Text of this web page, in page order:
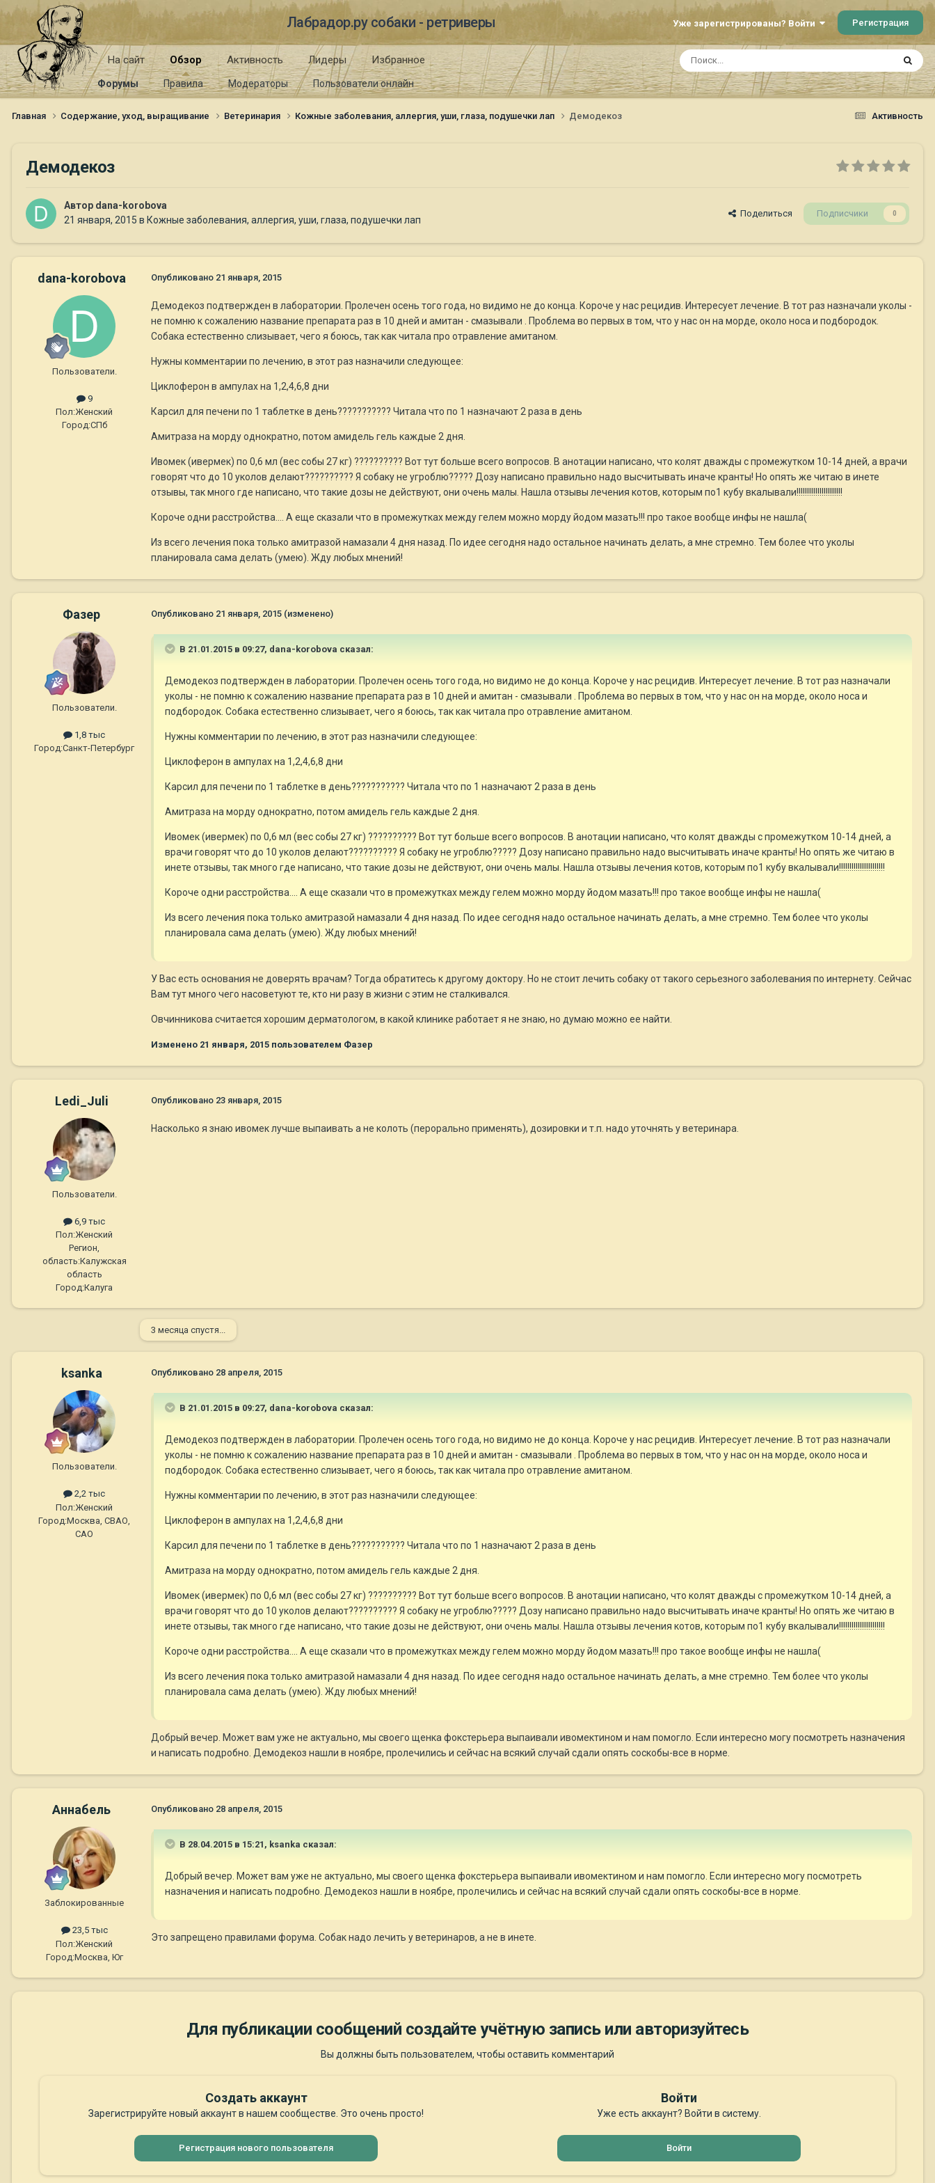
Лабрадор.ру собаки - ретриверы Уже зарегистрированы? Войти Регистрация
На сайт Обзор
Форумы Правила Модераторы Пользователи онлайн
Активность Лидеры Избранное
Активность
Главная Содержание, уход, выращивание Ветеринария Кожные заболевания, аллергия, уши, глаза, подушечки лап Демодекоз
Демодекоз
Автор dana-korobova
21 января, 2015 в Кожные заболевания, аллергия, уши, глаза, подушечки лап
Поделиться Подписчики 0
dana-korobova
Пользователи.
9
Пол:Женский
Город:СПб
Опубликовано 21 января, 2015
Демодекоз подтвержден в лаборатории. Пролечен осень того года, но видимо не до конца. Короче у нас рецидив. Интересует лечение. В тот раз назначали уколы -
не помню к сожалению название препарата раз в 10 дней и амитан - смазывали . Проблема во первых в том, что у нас он на морде, около носа и подбородок.
Собака естественно слизывает, чего я боюсь, так как читала про отравление амитаном.
Нужны комментарии по лечению, в этот раз назначили следующее:
Циклоферон в ампулах на 1,2,4,6,8 дни
Карсил для печени по 1 таблетке в день??????????? Читала что по 1 назначают 2 раза в день
Амитраза на морду однократно, потом амидель гель каждые 2 дня.
Ивомек (ивермек) по 0,6 мл (вес собы 27 кг) ?????????? Вот тут больше всего вопросов. В анотации написано, что колят дважды с промежутком 10-14 дней, а врачи
говорят что до 10 уколов делают?????????? Я собаку не угроблю????? Дозу написано правильно надо высчитывать иначе кранты! Но опять же читаю в инете
отзывы, так много где написано, что такие дозы не действуют, они очень малы. Нашла отзывы лечения котов, которым по1 кубу вкалывали!!!!!!!!!!!!!!!!!!!!!!
Короче одни расстройства.... А еще сказали что в промежутках между гелем можно морду йодом мазать!!! про такое вообще инфы не нашла(
Из всего лечения пока только амитразой намазали 4 дня назад. По идее сегодня надо остальное начинать делать, а мне стремно. Тем более что уколы
планировала сама делать (умею). Жду любых мнений!
Фазер
Пользователи.
1,8 тыс
Город:Санкт-Петербург
Опубликовано 21 января, 2015 (изменено)
В 21.01.2015 в 09:27, dana-korobova сказал:
Демодекоз подтвержден в лаборатории. Пролечен осень того года, но видимо не до конца. Короче у нас рецидив. Интересует лечение. В тот раз назначали
уколы - не помню к сожалению название препарата раз в 10 дней и амитан - смазывали . Проблема во первых в том, что у нас он на морде, около носа и
подбородок. Собака естественно слизывает, чего я боюсь, так как читала про отравление амитаном.
Нужны комментарии по лечению, в этот раз назначили следующее:
Циклоферон в ампулах на 1,2,4,6,8 дни
Карсил для печени по 1 таблетке в день??????????? Читала что по 1 назначают 2 раза в день
Амитраза на морду однократно, потом амидель гель каждые 2 дня.
Ивомек (ивермек) по 0,6 мл (вес собы 27 кг) ?????????? Вот тут больше всего вопросов. В анотации написано, что колят дважды с промежутком 10-14 дней, а
врачи говорят что до 10 уколов делают?????????? Я собаку не угроблю????? Дозу написано правильно надо высчитывать иначе кранты! Но опять же читаю в
инете отзывы, так много где написано, что такие дозы не действуют, они очень малы. Нашла отзывы лечения котов, которым по1 кубу вкалывали!!!!!!!!!!!!!!!!!!!!!!
Короче одни расстройства.... А еще сказали что в промежутках между гелем можно морду йодом мазать!!! про такое вообще инфы не нашла(
Из всего лечения пока только амитразой намазали 4 дня назад. По идее сегодня надо остальное начинать делать, а мне стремно. Тем более что уколы
планировала сама делать (умею). Жду любых мнений!
У Вас есть основания не доверять врачам? Тогда обратитесь к другому доктору. Но не стоит лечить собаку от такого серьезного заболевания по интернету. Сейчас
Вам тут много чего насоветуют те, кто ни разу в жизни с этим не сталкивался.
Овчинникова считается хорошим дерматологом, в какой клинике работает я не знаю, но думаю можно ее найти.
Изменено 21 января, 2015 пользователем Фазер
Ledi_Juli
Пользователи.
6,9 тыс
Пол:Женский
Регион,
область:Калужская
область
Город:Калуга
Опубликовано 23 января, 2015
Насколько я знаю ивомек лучше выпаивать а не колоть (перорально применять), дозировки и т.п. надо уточнять у ветеринара.
3 месяца спустя...
ksanka
Пользователи.
2,2 тыс
Пол:Женский
Город:Москва, СВАО,
САО
Опубликовано 28 апреля, 2015
В 21.01.2015 в 09:27, dana-korobova сказал:
Демодекоз подтвержден в лаборатории. Пролечен осень того года, но видимо не до конца. Короче у нас рецидив. Интересует лечение. В тот раз назначали
уколы - не помню к сожалению название препарата раз в 10 дней и амитан - смазывали . Проблема во первых в том, что у нас он на морде, около носа и
подбородок. Собака естественно слизывает, чего я боюсь, так как читала про отравление амитаном.
Нужны комментарии по лечению, в этот раз назначили следующее:
Циклоферон в ампулах на 1,2,4,6,8 дни
Карсил для печени по 1 таблетке в день??????????? Читала что по 1 назначают 2 раза в день
Амитраза на морду однократно, потом амидель гель каждые 2 дня.
Ивомек (ивермек) по 0,6 мл (вес собы 27 кг) ?????????? Вот тут больше всего вопросов. В анотации написано, что колят дважды с промежутком 10-14 дней, а
врачи говорят что до 10 уколов делают?????????? Я собаку не угроблю????? Дозу написано правильно надо высчитывать иначе кранты! Но опять же читаю в
инете отзывы, так много где написано, что такие дозы не действуют, они очень малы. Нашла отзывы лечения котов, которым по1 кубу вкалывали!!!!!!!!!!!!!!!!!!!!!!
Короче одни расстройства.... А еще сказали что в промежутках между гелем можно морду йодом мазать!!! про такое вообще инфы не нашла(
Из всего лечения пока только амитразой намазали 4 дня назад. По идее сегодня надо остальное начинать делать, а мне стремно. Тем более что уколы
планировала сама делать (умею). Жду любых мнений!
Добрый вечер. Может вам уже не актуально, мы своего щенка фокстерьера выпаивали ивомектином и нам помогло. Если интересно могу посмотреть назначения
и написать подробно. Демодекоз нашли в ноябре, пролечились и сейчас на всякий случай сдали опять соскобы-все в норме.
Aннaбель
Заблокированные
23,5 тыс
Пол:Женский
Город:Москва, Юг
Опубликовано 28 апреля, 2015
В 28.04.2015 в 15:21, ksanka сказал:
Добрый вечер. Может вам уже не актуально, мы своего щенка фокстерьера выпаивали ивомектином и нам помогло. Если интересно могу посмотреть
назначения и написать подробно. Демодекоз нашли в ноябре, пролечились и сейчас на всякий случай сдали опять соскобы-все в норме.
Это запрещено правилами форума. Собак надо лечить у ветеринаров, а не в инете.
Для публикации сообщений создайте учётную запись или авторизуйтесь
Вы должны быть пользователем, чтобы оставить комментарий
Создать аккаунт
Зарегистрируйте новый аккаунт в нашем сообществе. Это очень просто!
Регистрация нового пользователя
Войти
Уже есть аккаунт? Войти в систему.
Войти